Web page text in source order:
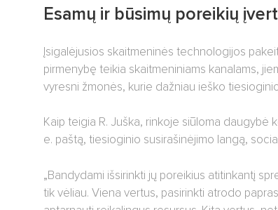
Esamų ir būsimų poreikių
Įsigalėjusios skaitmeninės technologijos
pirmenybę teikia skaitmeniniams kanalams,
vyresni žmonės, kurie dažniau ieško
Kaip teigia R. Juška, rinkoje siūloma
e. paštą, tiesioginio susirašinėjimo langą,
„Bandydami išsirinkti jų poreikius atitinkantį
tik vėliau. Viena vertus, pasirinkti atrodo